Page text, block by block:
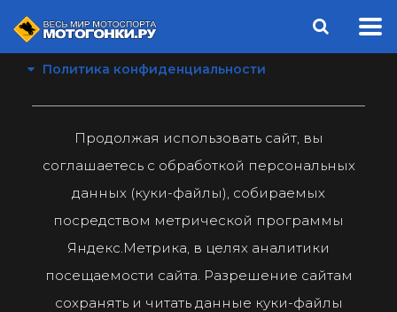
Политика конфиденциальности
Продолжая использовать сайт, вы
соглашаетесь с обработкой персональных
данных (куки-файлы), собираемых
посредством метрической программы
Яндекс.Метрика, в целях аналитики
посещаемости сайта. Разрешение сайтам
сохранять и читать данные куки-файлы